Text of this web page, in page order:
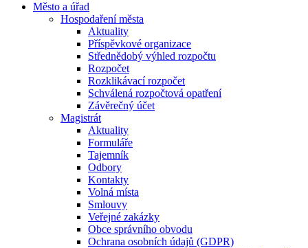
Město a úřad
Hospodaření města
Aktuality
Příspěvkové organizace
Střednědobý výhled rozpočtu
Rozpočet
Rozklikávací rozpočet
Schválená rozpočtová opatření
Závěrečný účet
Magistrát
Aktuality
Formuláře
Tajemník
Odbory
Kontakty
Volná místa
Smlouvy
Veřejné zakázky
Obce správního obvodu
Ochrana osobních údajů (GDPR)